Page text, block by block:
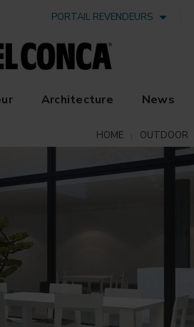
PORTAIL REVENDEURS
Architecture News
HOME OUTDOOR